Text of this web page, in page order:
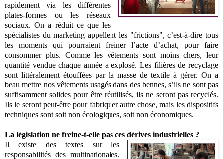
rapidement via les différentes
plates-formes ou les réseaux
sociaux. On a réduit ce que les
spécialistes du marketing appellent les "frictions", c’est-à-dire tous
les moments qui pourraient freiner l’acte d’achat, pour faire
consommer plus. Comme les vêtements sont moins chers, leur
quantité vendue chaque année a explosé. Les filières de recyclage
sont littéralement étouffées par la masse de textile à gérer. On a
beau mettre nos vêtements usagés dans des bennes, s’ils ne sont pas
suffisamment solides pour être réutilisés, ils ne seront pas recyclés.
Ils le seront peut-être pour fabriquer autre chose, mais les dispositifs
techniques sont soit non écologiques, soit non économiques.
La législation ne freine-t-elle pas ces dérives industrielles ?
Il existe des textes sur les
responsabilités des multinationales.